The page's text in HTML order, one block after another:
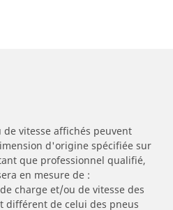
vitesse affichés peuvent
d'origine spécifiée sur
que professionnel qualifié,
en mesure de :
charge et/ou de vitesse des
différent de celui des pneus